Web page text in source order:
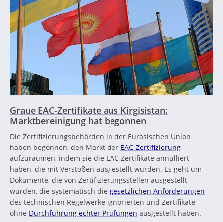
Graue EAC-Zertifikate aus Kirgisistan:
Marktbereinigung hat begonnen
Die Zertifizierungsbehörden in der Eurasischen Union
haben begonnen, den Markt der EAC-Zertifizierung
aufzuräumen, indem sie die EAC Zertifikate annulliert
haben, die mit Verstößen ausgestellt wurden. Es geht um
Dokumente, die von Zertifizierungsstellen ausgestellt
wurden, die systematisch die gesetzlichen Anforderungen
des technischen Regelwerke ignorierten und Zertifikate
ohne Durchführung echter Prüfungen ausgestellt haben.